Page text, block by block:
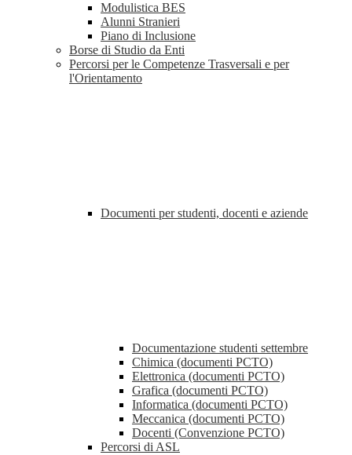
Modulistica BES
Alunni Stranieri
Piano di Inclusione
Borse di Studio da Enti
Percorsi per le Competenze Trasversali e per
l'Orientamento
Documenti per studenti, docenti e aziende
Documentazione studenti settembre
Chimica (documenti PCTO)
Elettronica (documenti PCTO)
Grafica (documenti PCTO)
Informatica (documenti PCTO)
Meccanica (documenti PCTO)
Docenti (Convenzione PCTO)
Percorsi di ASL